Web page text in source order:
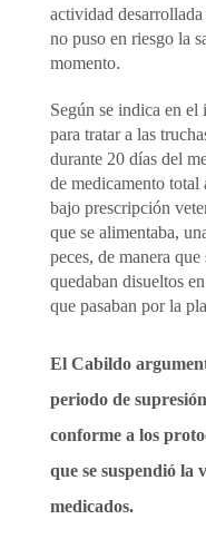
actividad
no puso en riesgo la
momento.
Según se indica en
para tratar a las
durante 20 días del
de medicamento total
bajo prescripción
que se alimentaba,
peces, de manera
quedaban disueltos
que pasaban por la
El Cabildo
periodo de
conforme a los
que se suspendió la
medicados.